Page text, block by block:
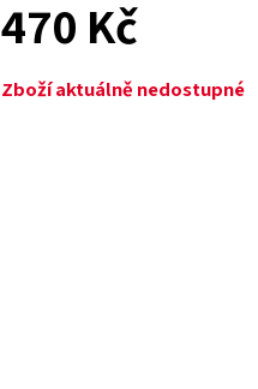
470 Kč
Zboží aktuálně nedostupné